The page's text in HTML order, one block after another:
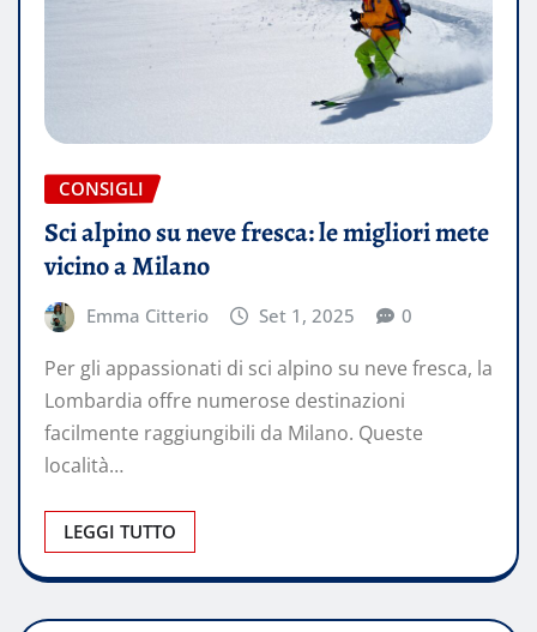
CONSIGLI
Sci alpino su neve fresca: le migliori mete
vicino a Milano
Emma Citterio Set 1, 2025 0
Per gli appassionati di sci alpino su neve fresca, la
Lombardia offre numerose destinazioni
facilmente raggiungibili da Milano. Queste
località…
LEGGI TUTTO